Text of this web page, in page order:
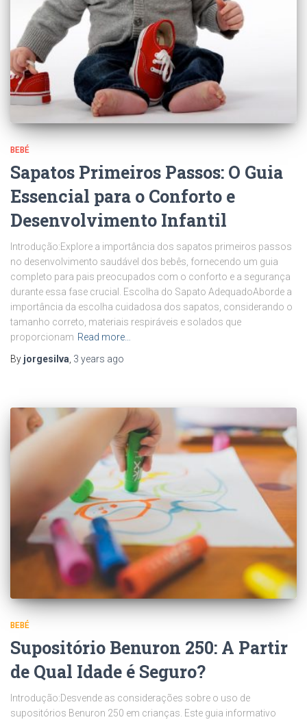
BEBÉ
Sapatos Primeiros Passos: O Guia
Essencial para o Conforto e
Desenvolvimento Infantil
Introdução:Explore a importância dos sapatos primeiros passos
no desenvolvimento saudável dos bebês, fornecendo um guia
completo para pais preocupados com o conforto e a segurança
durante essa fase crucial. Escolha do Sapato AdequadoAborde a
importância da escolha cuidadosa dos sapatos, considerando o
tamanho correto, materiais respiráveis e solados que
proporcionam Read more…
By jorgesilva 3 years ago
BEBÉ
Supositório Benuron 250: A Partir
de Qual Idade é Seguro?
Introdução:Desvende as considerações sobre o uso de
supositórios Benuron 250 em crianças. Este guia informativo